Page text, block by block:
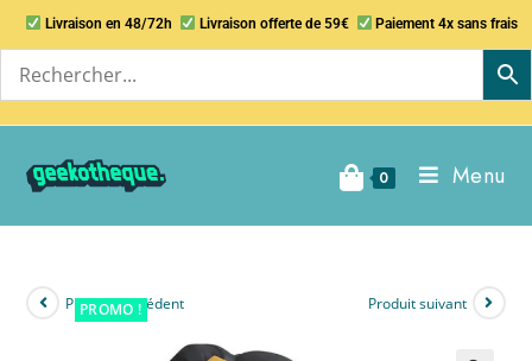
Livraison en 48/72h Livraison offerte de 59€ Paiement 4x sans frais
0 Menu
PROMO !
Produit précédent Produit suivant